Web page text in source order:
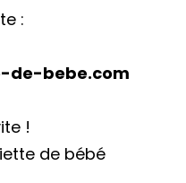
:
de-bebe.com
!
de bébé